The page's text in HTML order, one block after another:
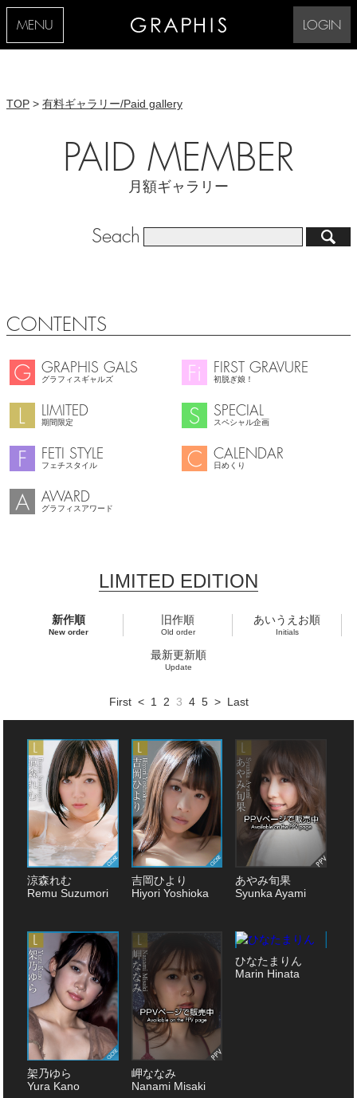
MENU LOGIN
TOP > 有料ギャラリー/Paid gallery
PAID MEMBER
月額ギャラリー
Seach
CONTENTS
GRAPHIS GALS
グラフィスギャルズ
FIRST GRAVURE
初脱ぎ娘！
LIMITED
期間限定
SPECIAL
スペシャル企画
FETI STYLE
フェチスタイル
CALENDAR
日めくり
AWARD
グラフィスアワード
LIMITED EDITION
新作順
New order
旧作順
Old order
あいうえお順
Initials
最新更新順
Update
First < 1 2 3 4 5 > Last
涼森れむ
Remu Suzumori
吉岡ひより
Hiyori Yoshioka
あやみ旬果
Syunka Ayami
架乃ゆら
Yura Kano
岬ななみ
Nanami Misaki
ひなたまりん
Marin Hinata